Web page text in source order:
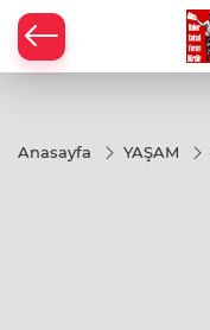
Anasayfa YAŞAM